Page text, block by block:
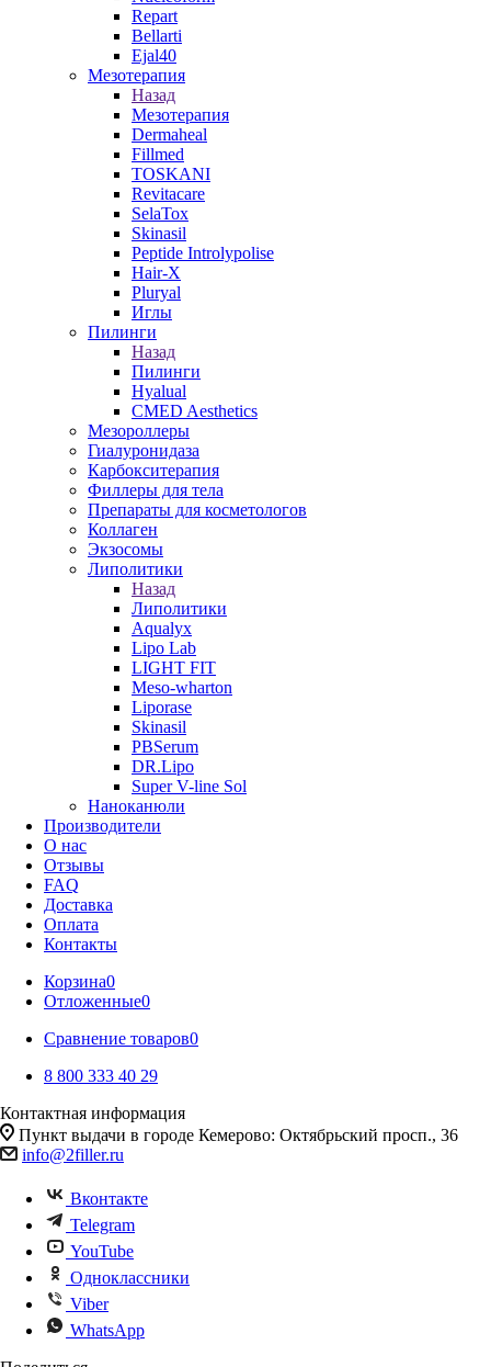
Repart
Bellarti
Ejal40
Мезотерапия
Назад
Мезотерапия
Dermaheal
Fillmed
TOSKANI
Revitacare
SelaTox
Skinasil
Peptide Introlypolise
Hair-X
Pluryal
Иглы
Пилинги
Назад
Пилинги
Hyalual
CMED Aesthetics
Мезороллеры
Гиалуронидаза
Карбокситерапия
Филлеры для тела
Препараты для косметологов
Коллаген
Экзосомы
Липолитики
Назад
Липолитики
Aqualyx
Lipo Lab
LIGHT FIT
Meso-wharton
Liporase
Skinasil
PBSerum
DR.Lipo
Super V-line Sol
Наноканюли
Производители
О нас
Отзывы
FAQ
Доставка
Оплата
Контакты
Корзина0
Отложенные0
Сравнение товаров0
8 800 333 40 29
Контактная информация
Пункт выдачи в городе Кемерово: Октябрьский просп., 36
info@2filler.ru
Вконтакте
Telegram
YouTube
Одноклассники
Viber
WhatsApp